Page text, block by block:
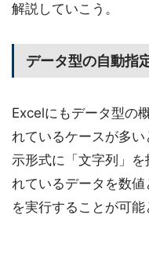
解説していこう。
データ型の自動指
Excelにもデータ型の
れているケースが多
示形式に「文字列」
れているデータを数
を実行することが可能